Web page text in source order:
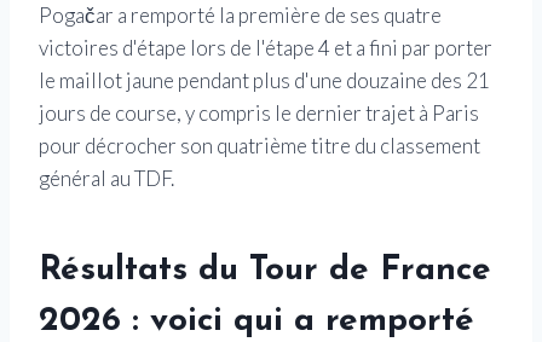
Pogačar a remporté la première de ses quatre
victoires d'étape lors de l'étape 4 et a fini par porter
le maillot jaune pendant plus d'une douzaine des 21
jours de course, y compris le dernier trajet à Paris
pour décrocher son quatrième titre du classement
général au TDF.
Résultats du Tour de France
2026 : voici qui a remporté